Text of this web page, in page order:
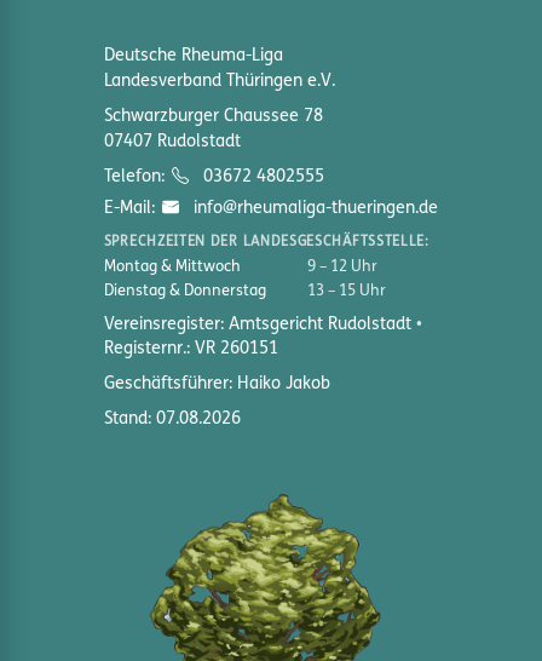
Deutsche Rheuma-Liga
Landesverband Thüringen e.V.
Schwarzburger Chaussee 78
07407 Rudolstadt
Telefon:
03672 4802555
E-Mail:
info@rheumaliga-thueringen.de
SPRECHZEITEN DER LANDESGESCHÄFTSSTELLE:
Montag & Mittwoch
9 – 12 Uhr
Dienstag & Donnerstag
13 – 15 Uhr
Vereinsregister: Amtsgericht Rudolstadt
Registernr.: VR 260151
Geschäftsführer: Haiko Jakob
Stand: 07.08.2026